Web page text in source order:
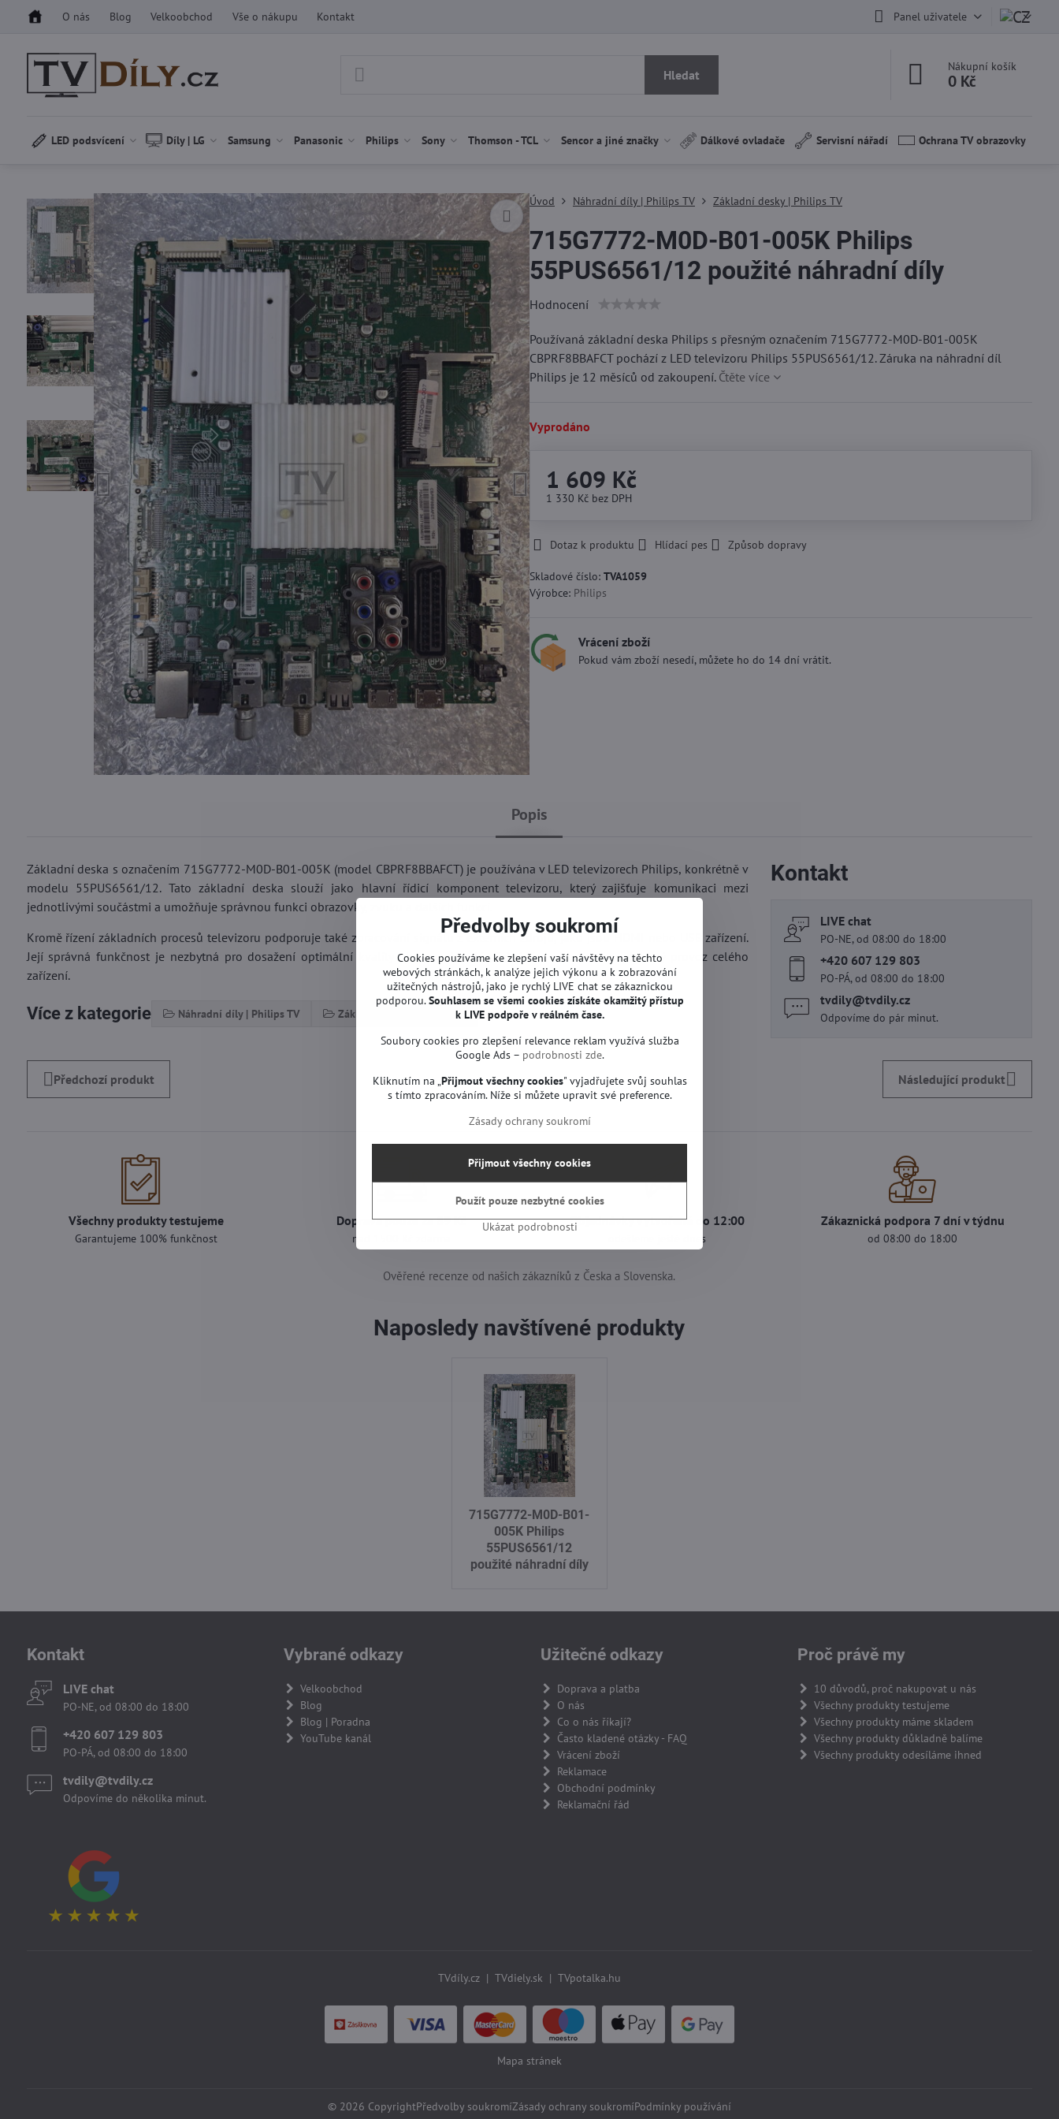
O nás Blog Velkoobchod Vše o nákupu Kontakt Panel uživatele
Hledat
Nákupní košík
0 Kč
LED podsvícení Díly | LG Samsung Panasonic Philips Sony Thomson - TCL Sencor a jiné značky Dálkové ovladače Servisní nářadí Ochrana TV obrazovky
Úvod Náhradní díly | Philips TV Základní desky | Philips TV
715G7772-M0D-B01-005K Philips
55PUS6561/12 použité náhradní díly
Hodnocení
Používaná základní deska Philips s přesným označením 715G7772-M0D-B01-005K
CBPRF8BBAFCT pochází z LED televizoru Philips 55PUS6561/12. Záruka na náhradní díl
Philips je 12 měsíců od zakoupení. Čtěte více
Vyprodáno
1 609 Kč
1 330 Kč bez DPH
Dotaz k produktu Hlídací pes Způsob dopravy
Skladové číslo: TVA1059
Výrobce: Philips
Vrácení zboží
Pokud vám zboží nesedí, můžete ho do 14 dní vrátit.
Popis
Základní deska s označením 715G7772-M0D-B01-005K (model CBPRF8BBAFCT) je používána v LED televizorech Philips, konkrétně v
modelu 55PUS6561/12. Tato základní deska slouží jako hlavní řídicí komponent televizoru, který zajišťuje komunikaci mezi
jednotlivými součástmi a umožňuje správnou funkci obrazovky, zvuku a dalších funkcí.
Kromě řízení základních procesů televizoru podporuje také zpracování signálu z externích zdrojů, jako jsou HDMI nebo USB zařízení.
Její správná funkčnost je nezbytná pro dosažení optimální kvality obrazu, plynulé přehrávání obsahu a spolehlivý provoz celého
zařízení.
Více z kategorie Náhradní díly | Philips TV Základní desky | Philips TV
Kontakt
LIVE chat
PO-NE, od 08:00 do 18:00
+420 607 129 803
PO-PÁ, od 08:00 do 18:00
tvdily​@tvdily​.cz
Odpovíme do pár minut.
Předchozí produkt Následující produkt
Všechny produkty testujeme
Garantujeme 100% funkčnost
Doprava pouze za 89 Kč
nad 1500 Kč zdarma
Objednávky vytvořené do 12:00
odešleme ještě dnes
Zákaznická podpora 7 dní v týdnu
od 08:00 do 18:00
Ověřené recenze od našich zákazníků z Česka a Slovenska.
Naposledy navštívené produkty
715G7772-M0D-B01-
005K Philips
55PUS6561/12
použité náhradní díly
Kontakt
LIVE chat
PO-NE, od 08:00 do 18:00
+420 607 129 803
PO-PÁ, od 08:00 do 18:00
tvdily​@tvdily​.cz
Odpovíme do několika minut.
Vybrané odkazy
Velkoobchod
Blog
Blog | Poradna
YouTube kanál
Užitečné odkazy
Doprava a platba
O nás
Co o nás říkají?
Často kladené otázky - FAQ
Vrácení zboží
Reklamace
Obchodní podmínky
Reklamační řád
Proč právě my
10 důvodů, proč nakupovat u nás
Všechny produkty testujeme
Všechny produkty máme skladem
Všechny produkty důkladně balíme
Všechny produkty odesíláme ihned
TVdíly.cz| TVdiely.sk | TVpotalka.hu
Mapa stránek
© 2026 CopyrightPředvolby soukromíZásady ochrany soukromíPodmínky používání
Předvolby soukromí
Cookies používáme ke zlepšení vaší návštěvy na těchto
webových stránkách, k analýze jejich výkonu a k zobrazování
užitečných nástrojů, jako je rychlý LIVE chat se zákaznickou
podporou.Souhlasem se všemi cookies získáte okamžitý přístup
k LIVE podpoře v reálném čase.
Soubory cookies pro zlepšení relevance reklam využívá služba
Google Ads – podrobnosti zde.
Kliknutím na „Přijmout všechny cookies" vyjadřujete svůj souhlas
s tímto zpracováním. Níže si můžete upravit své preference.
Zásady ochrany soukromí
Ukázat podrobnosti
Přijmout všechny cookies
Použít pouze nezbytné cookies